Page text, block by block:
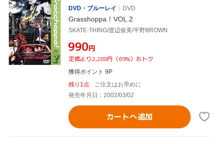
DVD・ブルーレイ
DVD
Grasshoppa！VOL.2
SKATE-THING/渡辺俊美/平野BROWN
¥990円
定価より2,288円（69%）おトク
獲得ポイント 9P
残り1点
ご注文はお早めに
発売年月日：2002/03/02
カートへ追加